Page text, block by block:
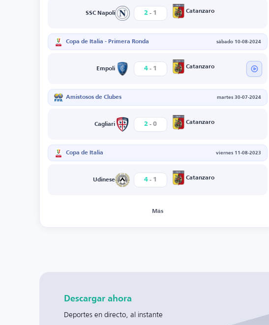
SSC Napoli 2 - 1 Catanzaro
Copa de Italia - Primera Ronda sábado 10-08-2024
Empoli 4 - 1 Catanzaro
Amistosos de Clubes martes 30-07-2024
Cagliari 2 - 0 Catanzaro
Copa de Italia viernes 11-08-2023
Udinese 4 - 1 Catanzaro
Más
Descargar ahora
Deportes en directo, al instante